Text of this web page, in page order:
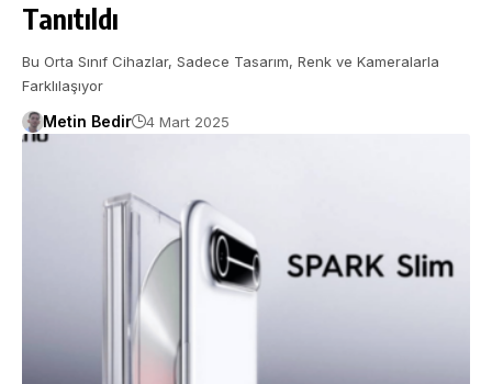
Tanıtıldı
Bu Orta Sınıf Cihazlar, Sadece Tasarım, Renk ve Kameralarla
Farklılaşıyor
Metin Bedir 4 Mart 2025